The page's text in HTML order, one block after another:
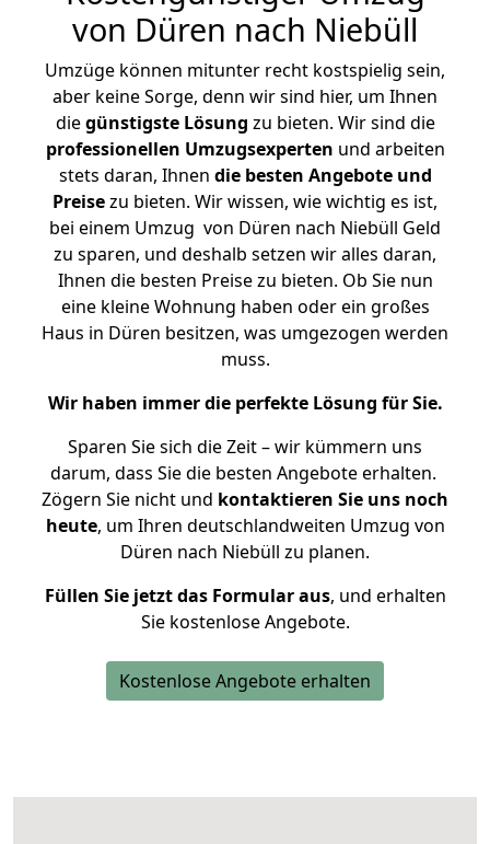
von Düren nach Niebüll
Umzüge können mitunter recht kostspielig sein,
aber keine Sorge, denn wir sind hier, um Ihnen
diegünstigste Lösung zu bieten. Wir sind die
professionellen Umzugsexperten und arbeiten
stets daran, Ihnen die besten Angebote und
Preisezu bieten. Wir wissen, wie wichtig es ist,
bei einem Umzug von Düren nach Niebüll Geld
zu sparen, und deshalb setzen wir alles daran,
Ihnen die besten Preise zu bieten. Ob Sie nun
eine kleine Wohnung haben oder ein großes
Haus in Düren besitzen, was umgezogen werden
muss.
Wir haben immer die perfekte Lösung für Sie.
Sparen Sie sich die Zeit – wir kümmern uns
darum, dass Sie die besten Angebote erhalten.
Zögern Sie nicht und kontaktieren Sie uns noch
heute, um Ihren deutschlandweiten Umzug von
Düren nach Niebüll zu planen.
Füllen Sie jetzt das Formular aus, und erhalten
Sie kostenlose Angebote.
Kostenlose Angebote erhalten